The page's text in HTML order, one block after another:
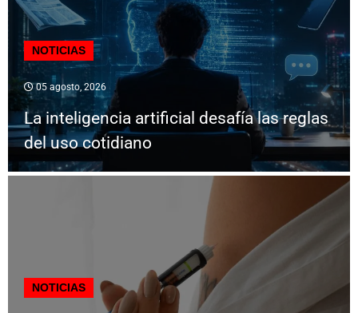
NOTICIAS
05 agosto, 2026
La inteligencia artificial desafía las reglas
del uso cotidiano
NOTICIAS